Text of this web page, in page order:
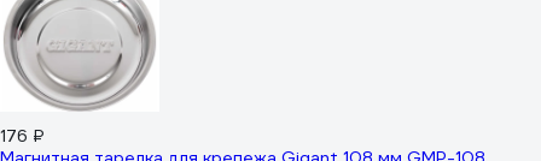
176 ₽